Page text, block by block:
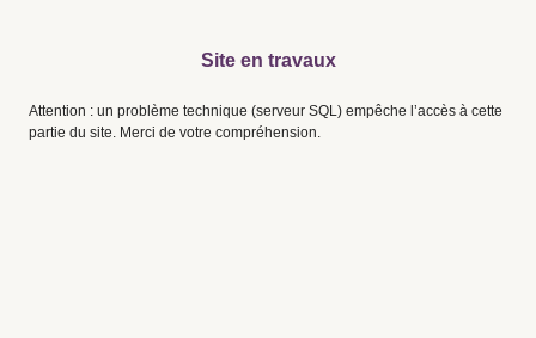
Site en travaux
Attention : un problème technique (serveur SQL) empêche l’accès à cette
partie du site. Merci de votre compréhension.